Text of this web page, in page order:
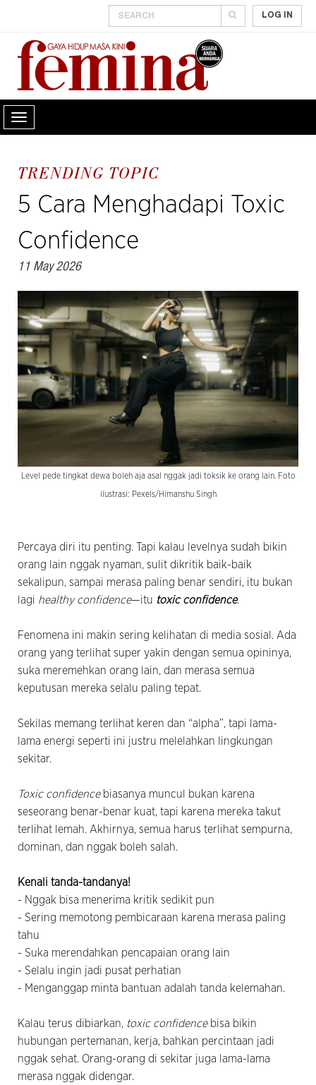
LOG IN
TRENDING TOPIC
5 Cara Menghadapi Toxic
Confidence
11 May 2026
Level pede tingkat dewa boleh aja asal nggak jadi toksik ke orang lain. Foto
ilustrasi: Pexels/Himanshu Singh
Percaya diri itu penting. Tapi kalau levelnya sudah bikin
orang lain nggak nyaman, sulit dikritik baik-baik
sekalipun, sampai merasa paling benar sendiri, itu bukan
lagi healthy confidence—itu toxic confidence.
Fenomena ini makin sering kelihatan di media sosial. Ada
orang yang terlihat super yakin dengan semua opininya,
suka meremehkan orang lain, dan merasa semua
keputusan mereka selalu paling tepat.
Sekilas memang terlihat keren dan “alpha”, tapi lama-
lama energi seperti ini justru melelahkan lingkungan
sekitar.
Toxic confidence biasanya muncul bukan karena
seseorang benar-benar kuat, tapi karena mereka takut
terlihat lemah. Akhirnya, semua harus terlihat sempurna,
dominan, dan nggak boleh salah.
Kenali tanda-tandanya!
- Nggak bisa menerima kritik sedikit pun
- Sering memotong pembicaraan karena merasa paling
tahu
- Suka merendahkan pencapaian orang lain
- Selalu ingin jadi pusat perhatian
- Menganggap minta bantuan adalah tanda kelemahan.
Kalau terus dibiarkan, toxic confidencebisa bikin
hubungan pertemanan, kerja, bahkan percintaan jadi
nggak sehat. Orang-orang di sekitar juga lama-lama
merasa nggak didengar.